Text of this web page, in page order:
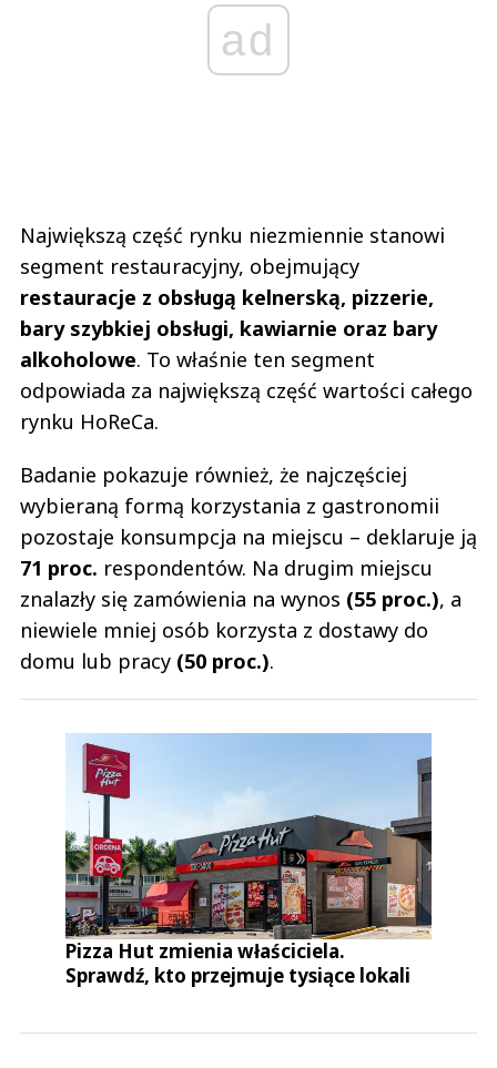
ad
Największą część rynku niezmiennie stanowi
segment restauracyjny, obejmujący
restauracje z obsługą kelnerską, pizzerie,
bary szybkiej obsługi, kawiarnie oraz bary
alkoholowe. To właśnie ten segment
odpowiada za największą część wartości całego
rynku HoReCa.
Badanie pokazuje również, że najczęściej
wybieraną formą korzystania z gastronomii
pozostaje konsumpcja na miejscu – deklaruje ją
71 proc. respondentów. Na drugim miejscu
znalazły się zamówienia na wynos (55 proc.), a
niewiele mniej osób korzysta z dostawy do
domu lub pracy (50 proc.).
Pizza Hut zmienia właściciela.
Sprawdź, kto przejmuje tysiące lokali